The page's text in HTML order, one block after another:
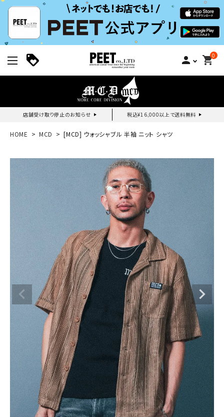
person 0
shopping_cart
店舗受け取り停止のお知らせ 税込¥16,000以上で送料無料
新規会員登録｜ログイン
ご利用ガイド
search
ブランドメニュー
カテゴリー
スタイリング
ニュース・特集
ランキング
お問い合わせ
HOME MCD [MCD] ウォッシャブル 半袖 ニット シャツ